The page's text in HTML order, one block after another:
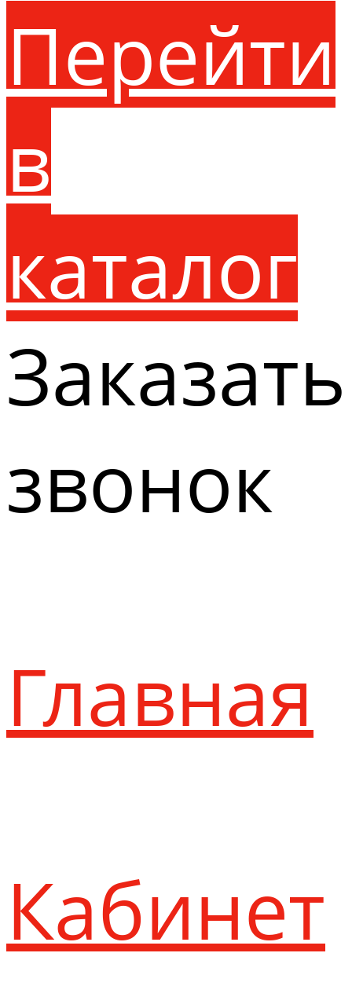
Перейти
в
каталог
Заказать
звонок
Главная
Кабинет